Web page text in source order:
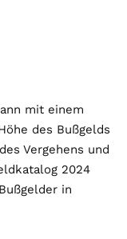
mit einem
des Bußgelds
Vergehens und
2024
in